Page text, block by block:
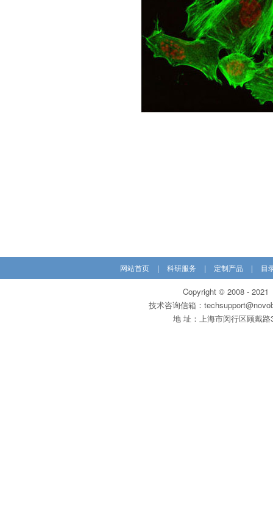
网站首页 | 科研服务 | 定制产品 | 目
Copyright © 2008 -
技术咨询信箱：
地 址：上海市闵行区顾戴